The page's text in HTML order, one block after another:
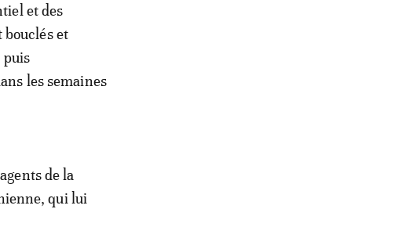
et des
bouclés et
puis
les semaines
de la
qui lui